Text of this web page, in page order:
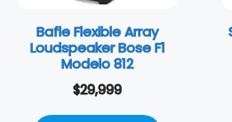
Bafle Flexible Array
Loudspeaker Bose F1
Modelo 812
$29,999